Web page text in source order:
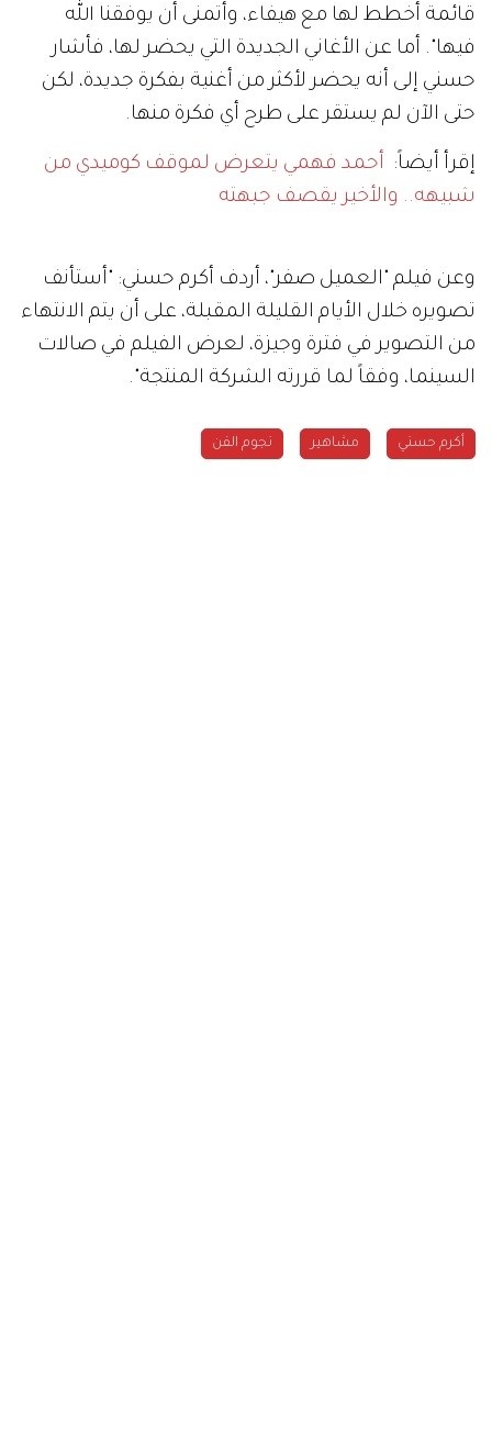
قائمة أخطط لها مع هيفاء، وأتمنى أن يوفقنا الله
فيها". أما عن الأغاني الجديدة التي يحضر لها، فأشار
حسني إلى أنه يحضر لأكثر من أغنية بفكرة جديدة، لكن
حتى الآن لم يستقر على طرح أي فكرة منها.
إقرأ أيضاً: أحمد فهمي يتعرض لموقف كوميدي من
شبيهه.. والأخير يقصف جبهته
وعن فيلم "العميل صفر"، أردف أكرم حسني: "أستأنف
تصويره خلال الأيام القليلة المقبلة، على أن يتم الانتهاء
من التصوير في فترة وجيزة، لعرض الفيلم في صالات
السينما، وفقاً لما قررته الشركة المنتجة".
أكرم حسني مشاهير نجوم الفن